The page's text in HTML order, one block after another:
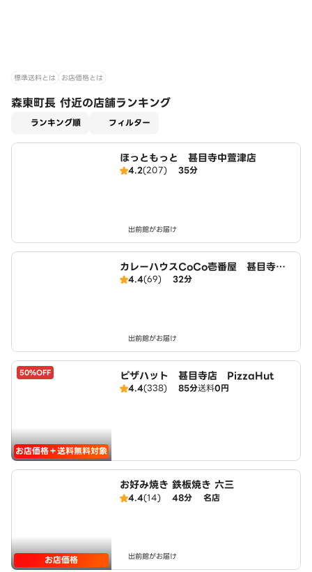
標準送料とは お店価格とは
森東町長 付近の店舗ランキング
ランキング順 フィルター
ほっともっと 甚目寺中萱津店
4.2(207) 35分
出前館がお届け
カレーハウスCoCo壱番屋 甚目寺店
（SD）
4.4(69) 32分
出前館がお届け
50%OFF
お店価格＋送料無料対象
ピザハット 甚目寺店 PizzaHut
4.4(338) 85分送料0円
お店価格
お好み焼き 鉄板焼き 六三
4.4(14) 48分 名店
出前館がお届け